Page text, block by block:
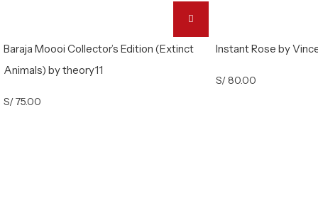
Baraja Moooi Collector’s Edition (Extinct
Animals) by theory11
S/75.00
Instant Rose by
S/80.00